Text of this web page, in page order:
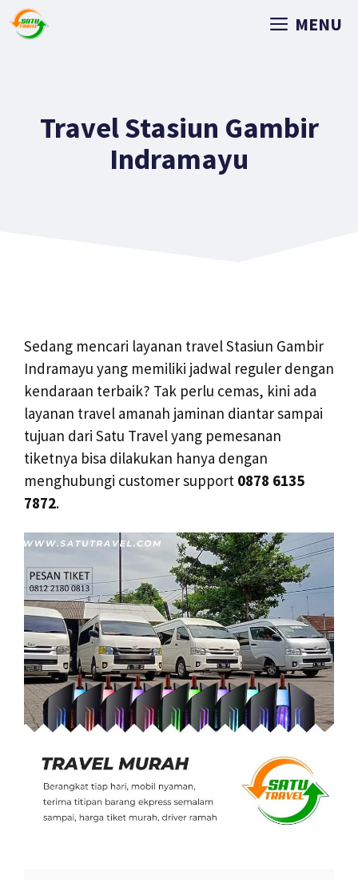
MENU
Travel Stasiun Gambir
Indramayu
Sedang mencari layanan travel Stasiun Gambir
Indramayu yang memiliki jadwal reguler dengan
kendaraan terbaik? Tak perlu cemas, kini ada
layanan travel amanah jaminan diantar sampai
tujuan dari Satu Travel yang pemesanan
tiketnya bisa dilakukan hanya dengan
menghubungi customer support 0878 6135
7872.